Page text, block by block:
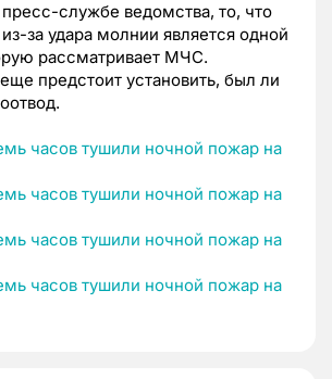
службе ведомства, то, что
за удара молнии является одной
рассматривает МЧС.
предстоит установить, был ли